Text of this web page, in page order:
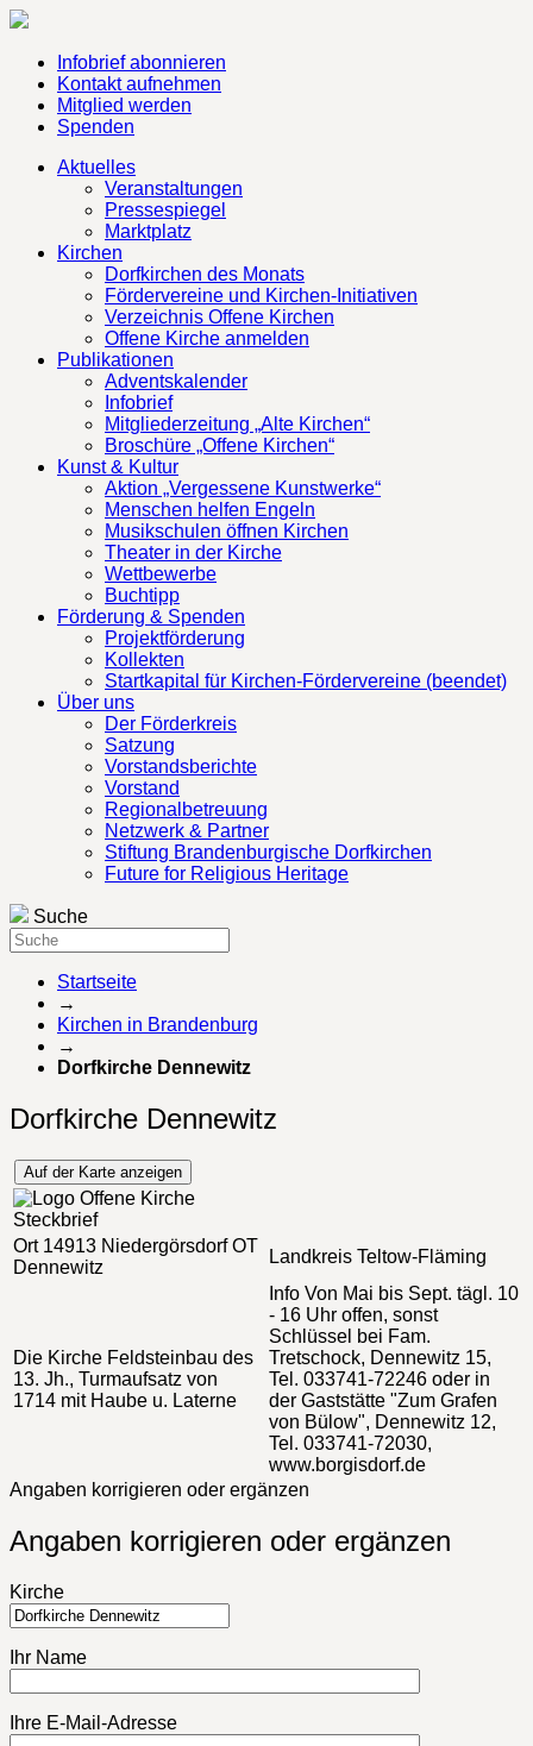
Infobrief abonnieren
Kontakt aufnehmen
Mitglied werden
Spenden
Aktuelles
Veranstaltungen
Pressespiegel
Marktplatz
Kirchen
Dorfkirchen des Monats
Fördervereine und Kirchen-Initiativen
Verzeichnis Offene Kirchen
Offene Kirche anmelden
Publikationen
Adventskalender
Infobrief
Mitgliederzeitung „Alte Kirchen“
Broschüre „Offene Kirchen“
Kunst & Kultur
Aktion „Vergessene Kunstwerke“
Menschen helfen Engeln
Musikschulen öffnen Kirchen
Theater in der Kirche
Wettbewerbe
Buchtipp
Förderung & Spenden
Projektförderung
Kollekten
Startkapital für Kirchen-Fördervereine (beendet)
Über uns
Der Förderkreis
Satzung
Vorstandsberichte
Vorstand
Regionalbetreuung
Netzwerk & Partner
Stiftung Brandenburgische Dorfkirchen
Future for Religious Heritage
Suche
Startseite
→
Kirchen in Brandenburg
→
Dorfkirche Dennewitz
Dorfkirche Dennewitz
Auf der Karte anzeigen
Steckbrief
Ort14913 Niedergörsdorf OT
Dennewitz
Landkreis Teltow-Fläming
Die Kirche Feldsteinbau des
13. Jh., Turmaufsatz von
1714 mit Haube u. Laterne
Info Von Mai bis Sept. tägl. 10
- 16 Uhr offen, sonst
Schlüssel bei Fam.
Tretschock, Dennewitz 15,
Tel. 033741-72246 oder in
der Gaststätte "Zum Grafen
von Bülow", Dennewitz 12,
Tel. 033741-72030,
www.borgisdorf.de
Angaben korrigieren oder ergänzen
Angaben korrigieren oder ergänzen
Kirche
Ihr Name
Ihre E-Mail-Adresse